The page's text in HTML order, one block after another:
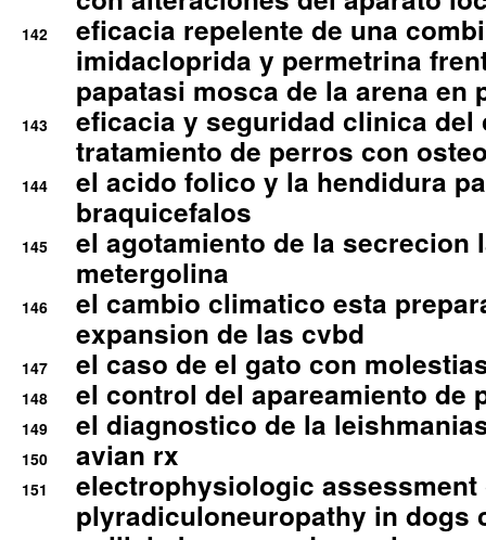
142
eficacia repelente de una
imidacloprida y permetrina
papatasi mosca de la arena en
143
eficacia y seguridad clinica del
tratamiento de perros con
144
el acido folico y la hendidura
braquicefalos
145
el agotamiento de la secrecion
metergolina
146
el cambio climatico esta
expansion de las cvbd
147 el caso de el gato con
148 el control del apareamiento de
149 el diagnostico de la
150 avian rx
151
electrophysiologic assessment
plyradiculoneuropathy in dogs